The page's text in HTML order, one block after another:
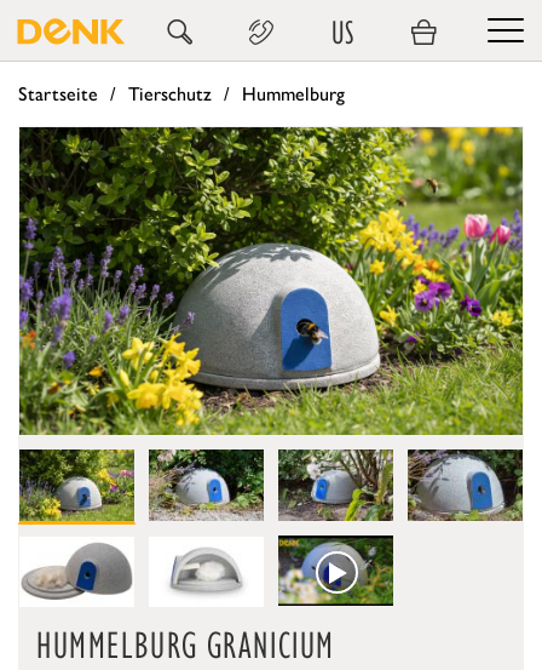
US
Startseite Tierschutz Hummelburg
HUMMELBURG GRANICIUM